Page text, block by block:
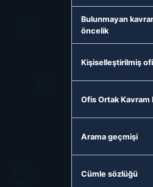
Bulunmayan
öncelik
Kişiselleştirilmiş
Ofis Ortak Kavram
Arama geçmişi
Cümle sözlüğü